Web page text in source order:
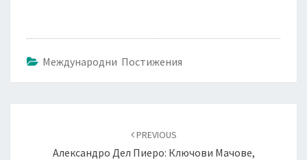
Международни Постижения
PREVIOUS
Александро Дел Пиеро: Ключови Мачове,